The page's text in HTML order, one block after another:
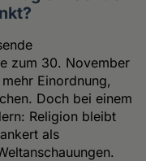
zum 30. November
Einordnung,
Doch bei einem
Religion bleibt
als